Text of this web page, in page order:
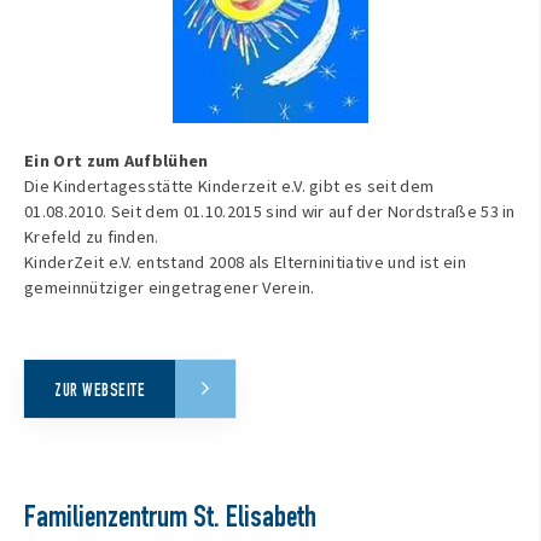
Ein Ort zum Aufblühen
Die Kindertagesstätte Kinderzeit e.V. gibt es seit dem
01.08.2010. Seit dem 01.10.2015 sind wir auf der Nordstraße 53 in
Krefeld zu finden.
KinderZeit e.V. entstand 2008 als Elterninitiative und ist ein
gemeinnütziger eingetragener Verein.
ZUR WEBSEITE
Familienzentrum St. Elisabeth